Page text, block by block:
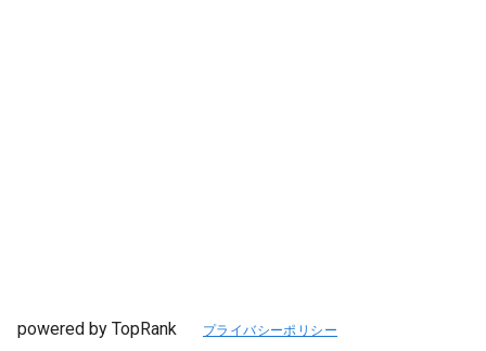
powered by TopRank プライバシーポリシー